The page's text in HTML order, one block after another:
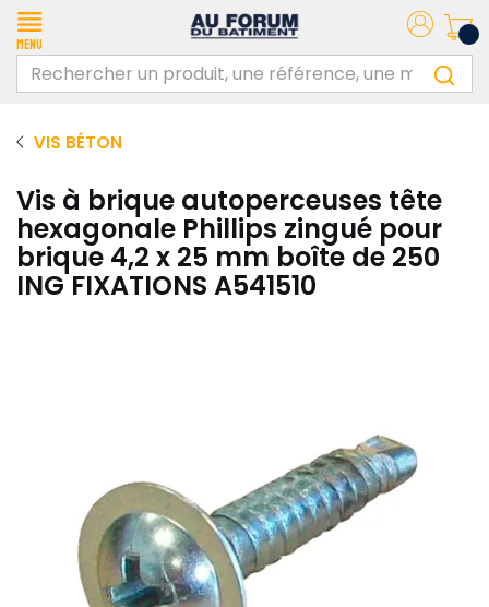
Menu
VIS BÉTON
Vis à brique autoperceuses tête
hexagonale Phillips zingué pour
brique 4,2 x 25 mm boîte de 250
ING FIXATIONS A541510